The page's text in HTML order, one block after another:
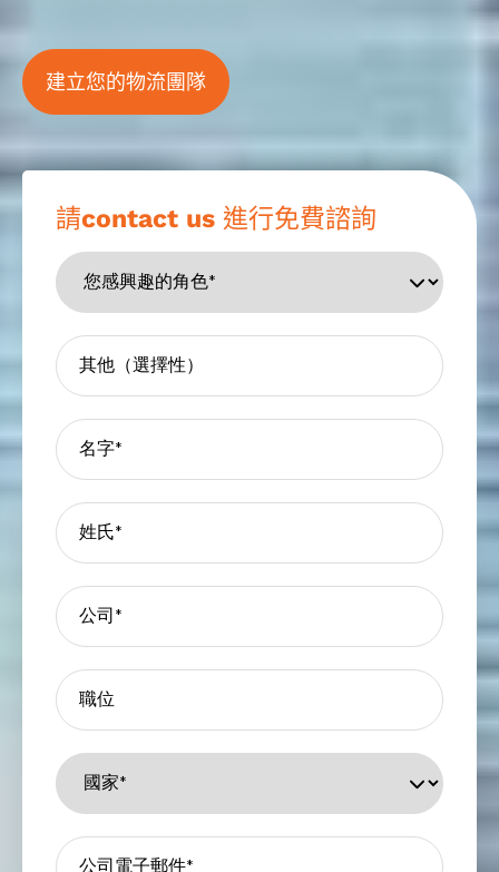
建立您的物流團隊
請contact us 進行免費諮詢